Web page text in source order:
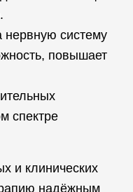
нервную систему
повышает
спектре
и клинических
надёжным